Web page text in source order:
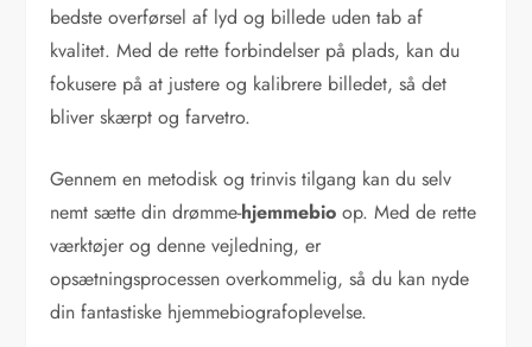
bedste overførsel af lyd og billede uden tab af
kvalitet. Med de rette forbindelser på plads, kan du
fokusere på at justere og kalibrere billedet, så det
bliver skærpt og farvetro.
Gennem en metodisk og trinvis tilgang kan du selv
nemt sætte din drømme-hjemmebio op. Med de rette
værktøjer og denne vejledning, er
opsætningsprocessen overkommelig, så du kan nyde
din fantastiske hjemmebiografoplevelse.